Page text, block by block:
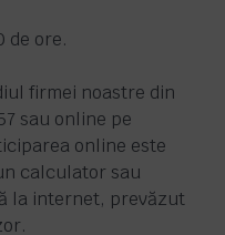
de ore.
firmei noastre din
sau online pe
online este
calculator sau
la internet, prevăzut